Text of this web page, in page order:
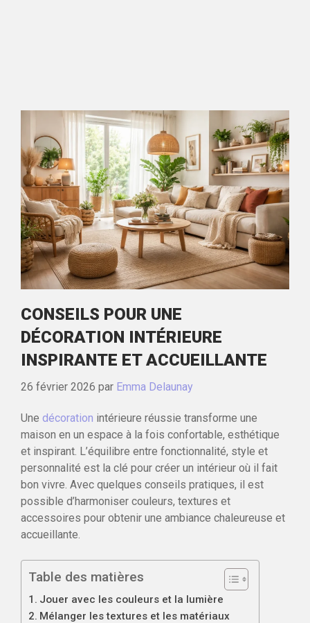
CONSEILS POUR UNE
DÉCORATION INTÉRIEURE
INSPIRANTE ET ACCUEILLANTE
26 février 2026 par Emma Delaunay
Une décoration intérieure réussie transforme une
maison en un espace à la fois confortable, esthétique
et inspirant. L’équilibre entre fonctionnalité, style et
personnalité est la clé pour créer un intérieur où il fait
bon vivre. Avec quelques conseils pratiques, il est
possible d’harmoniser couleurs, textures et
accessoires pour obtenir une ambiance chaleureuse et
accueillante.
Table des matières
Jouer avec les couleurs et la lumière
Mélanger les textures et les matériaux